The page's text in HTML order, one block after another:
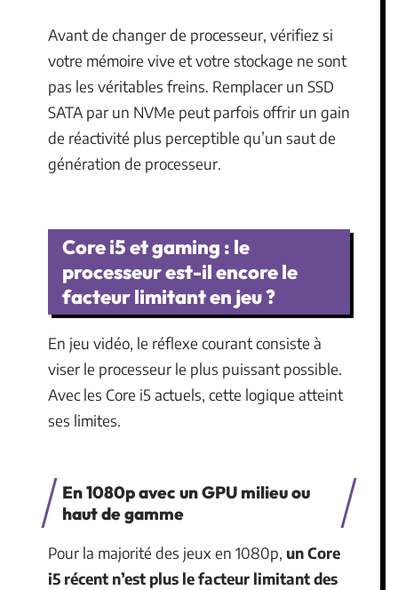
Avant de changer de processeur, vérifiez si
votre mémoire vive et votre stockage ne sont
pas les véritables freins. Remplacer un SSD
SATA par un NVMe peut parfois offrir un gain
de réactivité plus perceptible qu’un saut de
génération de processeur.
Core i5 et gaming : le
processeur est-il encore le
facteur limitant en jeu ?
En jeu vidéo, le réflexe courant consiste à
viser le processeur le plus puissant possible.
Avec les Core i5 actuels, cette logique atteint
ses limites.
En 1080p avec un GPU milieu ou
haut de gamme
Pour la majorité des jeux en 1080p, un Core
i5 récent n’est plus le facteur limitant des